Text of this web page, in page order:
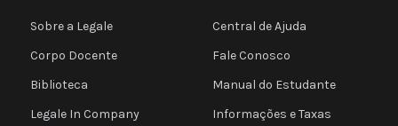
Sobre a Legale
Corpo Docente
Biblioteca
Legale In Company
Central de Ajuda
Fale Conosco
Manual do Estudante
Informações e Taxas